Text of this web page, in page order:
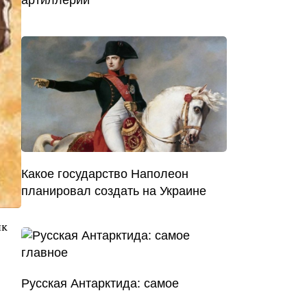
Какое государство Наполеон
планировал создать на Украине
Русская Антарктида: самое